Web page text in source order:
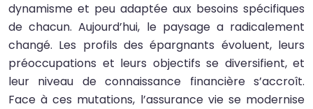
dynamisme et peu adaptée aux besoins spécifiques
de chacun. Aujourd’hui, le paysage a radicalement
changé. Les profils des épargnants évoluent, leurs
préoccupations et leurs objectifs se diversifient, et
leur niveau de connaissance financière s’accroît.
Face à ces mutations, l’assurance vie se modernise